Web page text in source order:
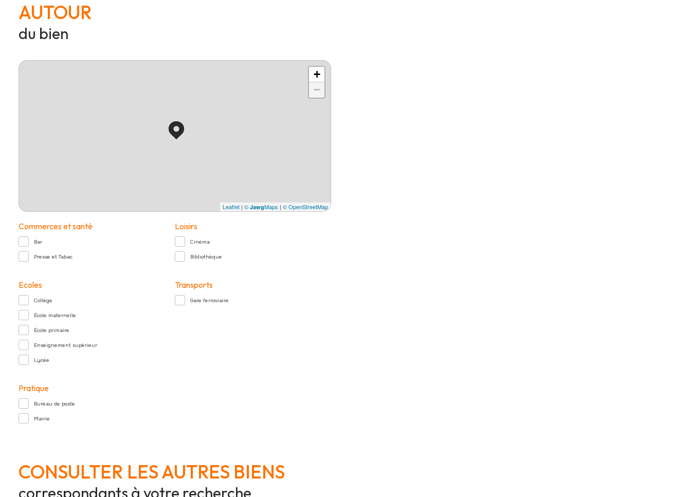
AUTOUR
du bien
+
−
Leaflet | © JawgMaps | © OpenStreetMap
Commerces et santé
Bar
Presse et Tabac
Loisirs
Cinéma
Bibliothèque
Ecoles
Collège
École maternelle
École primaire
Enseignement supérieur
Lycée
Transports
Gare ferroviaire
Pratique
Bureau de poste
Mairie
CONSULTER LES AUTRES BIENS
correspondants à votre recherche